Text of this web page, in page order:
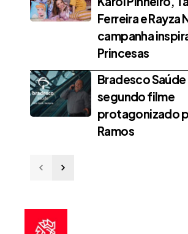
Ferreira e Rayza
campanha
Princesas
Bradesco
segundo filme
protagonizado
Ramos